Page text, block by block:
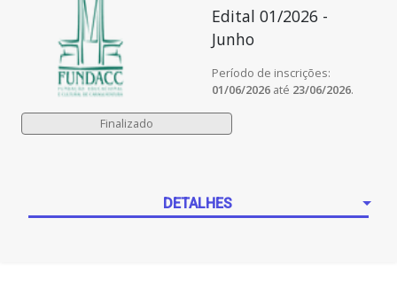
Edital 01/2026 -
Junho
Período de inscrições:
01/06/2026 até 23/06/2026.
DETALHES